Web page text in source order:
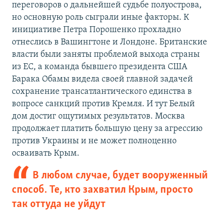
переговоров о дальнейшей судьбе полуострова,
но основную роль сыграли иные факторы. К
инициативе Петра Порошенко прохладно
отнеслись в Вашингтоне и Лондоне. Британские
власти были заняты проблемой выхода страны
из ЕС, а команда бывшего президента США
Барака Обамы видела своей главной задачей
сохранение трансатлантического единства в
вопросе санкций против Кремля. И тут Белый
дом достиг ощутимых результатов. Москва
продолжает платить большую цену за агрессию
против Украины и не может полноценно
осваивать Крым.
В любом случае, будет вооруженный
способ. Те, кто захватил Крым, просто
так оттуда не уйдут